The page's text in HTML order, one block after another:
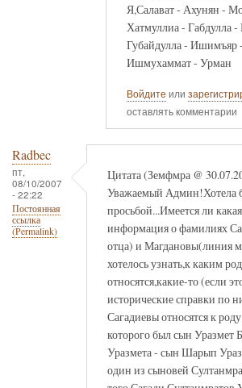
Я,Салават - Ахунян -
Хатмуллиа - Габдулла -
Губайдулла -
Ишмухаммат - Урман
Войдите или
оставлять комментарии
Radbec
пт,
08/10/2007
- 22:22
Постоянная
ссылка
(Permalink)
Цитата (Земфмра @
Уважаемый Админ!Хотела
просьбой...Имеется ли
информация о фамилиях
отца) и Магдановы(линия
хотелось узнать,к каким
относятся,какие-то (если
исторические справки по
Сагадиевы относятся к
которого был сын Уразмет
Уразмета - сын Шарып
один из сыновей